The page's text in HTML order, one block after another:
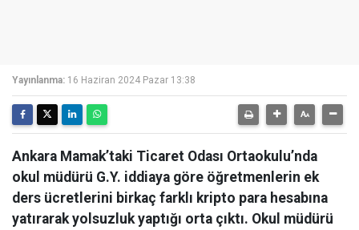
Yayınlanma: 16 Haziran 2024 Pazar 13:38
Ankara Mamak’taki Ticaret Odası Ortaokulu’nda
okul müdürü G.Y. iddiaya göre öğretmenlerin ek
ders ücretlerini birkaç farklı kripto para hesabına
yatırarak yolsuzluk yaptığı orta çıktı. Okul müdürü